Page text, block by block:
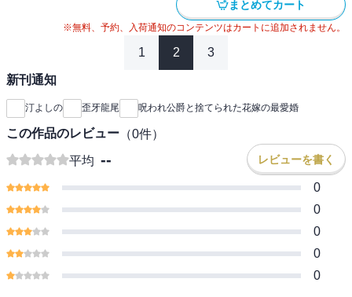
まとめてカート
※無料、予約、入荷通知のコンテンツはカートに追加されません。
1 2 3
新刊通知
汀よしの 歪牙龍尾 呪われ公爵と捨てられた花嫁の最愛婚
この作品のレビュー （0件）
平均 -- レビューを書く
0
0
0
0
0